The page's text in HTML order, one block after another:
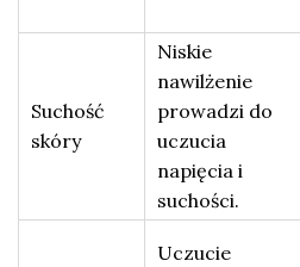
Suchość
skóry
Niskie
nawilżenie
prowadzi do
uczucia
napięcia i
suchości.
Uczucie